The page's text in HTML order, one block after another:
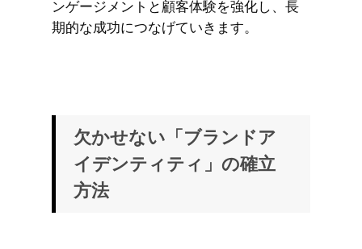
ンゲージメントと顧客体験を強化し、長
期的な成功につなげていきます。
欠かせない「ブランドア
イデンティティ」の確立
方法